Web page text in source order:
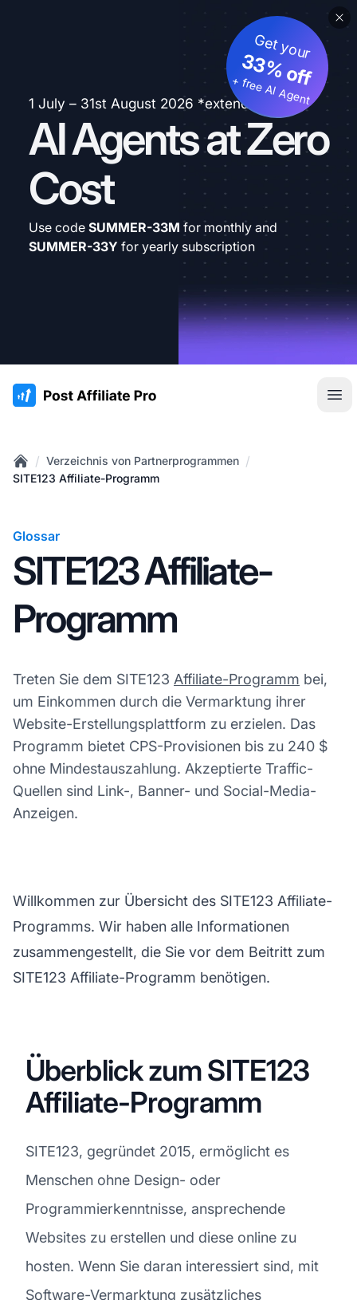
1 July – 31st August 2026 *extended
AI Agents at Zero
Cost
Get your
33% off
+ free AI Agent
Use code SUMMER-33M for monthly and
SUMMER-33Y for yearly subscription
:site.title
Home
/ Verzeichnis von Partnerprogrammen /
SITE123 Affiliate-Programm
Glossar
SITE123 Affiliate-
Programm
Treten Sie dem SITE123 Affiliate-Programm bei,
um Einkommen durch die Vermarktung ihrer
Website-Erstellungsplattform zu erzielen. Das
Programm bietet CPS-Provisionen bis zu 240 $
ohne Mindestauszahlung. Akzeptierte Traffic-
Quellen sind Link-, Banner- und Social-Media-
Anzeigen.
Willkommen zur Übersicht des SITE123 Affiliate-
Programms. Wir haben alle Informationen
zusammengestellt, die Sie vor dem Beitritt zum
SITE123 Affiliate-Programm benötigen.
Überblick zum SITE123
Affiliate-Programm
SITE123, gegründet 2015, ermöglicht es
Menschen ohne Design- oder
Programmierkenntnisse, ansprechende
Websites zu erstellen und diese online zu
hosten. Wenn Sie daran interessiert sind, mit
Software-Vermarktung zusätzliches